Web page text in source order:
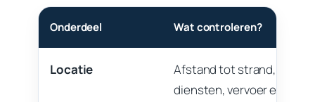
Onderdeel Wat controleren?
Locatie
Afstand tot strand,
diensten, vervoer en